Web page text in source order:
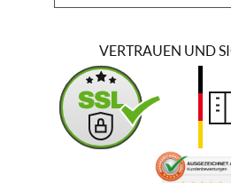
VERTRAUEN UND